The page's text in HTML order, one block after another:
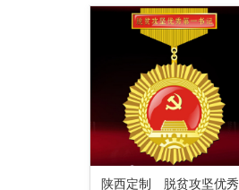
陕西定制 脱贫攻坚优秀